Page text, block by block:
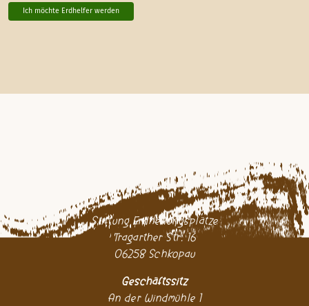
Ich möchte Erdhelfer werden
Stiftung Erdheilungsplätze
Tragarther Str. 16
06258 Schkopau
Geschäftssitz
An der Windmühle 1